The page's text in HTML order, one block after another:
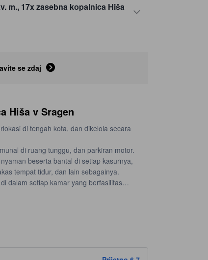
m., 17x zasebna kopalnica Hiša
se zdaj
Hiša v Sragen
di tengah kota, dan dikelola secara
di ruang tunggu, dan parkiran motor.
beserta bantal di setiap kasurnya,
tempat tidur, dan lain sebagainya.
dalam setiap kamar yang berfasilitas